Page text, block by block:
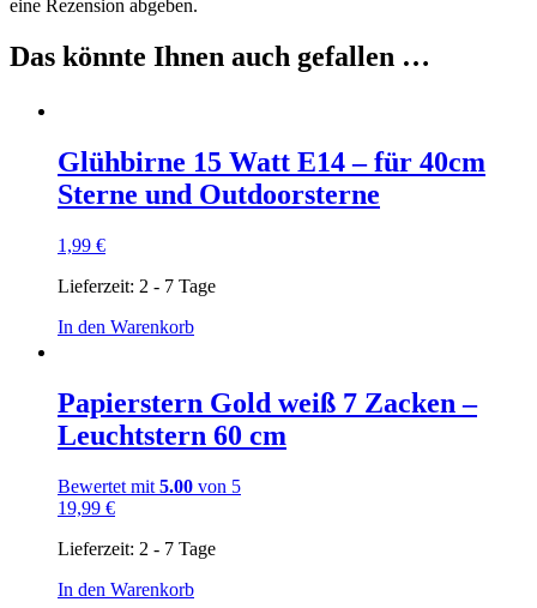
eine Rezension abgeben.
Das könnte Ihnen auch gefallen …
Glühbirne 15 Watt E14 – für 40cm
Sterne und Outdoorsterne
1,99 €
Lieferzeit: 2 - 7 Tage
In den Warenkorb
Papierstern Gold weiß 7 Zacken –
Leuchtstern 60 cm
Bewertet mit 5.00 von 5
19,99 €
Lieferzeit: 2 - 7 Tage
In den Warenkorb